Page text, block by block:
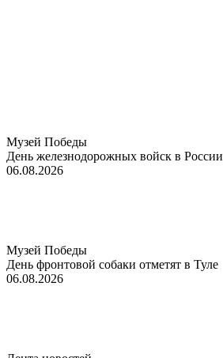
Музей Победы
День железнодорожных войск в России
06.08.2026
Музей Победы
День фронтовой собаки отметят в Туле
06.08.2026